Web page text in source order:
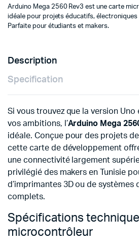
Arduino Mega 2560 Rev3 est une carte
idéale pour projets éducatifs,
Parfaite pour étudiants et makers.
Description
Specification
Si vous trouvez que la version
vos ambitions, l’Arduino Mega
idéale. Conçue pour des projets
cette carte de développement
une connectivité largement
privilégié des makers en Tunisie
d’imprimantes 3D ou de systèmes
complets.
Spécifications
microcontrôleur